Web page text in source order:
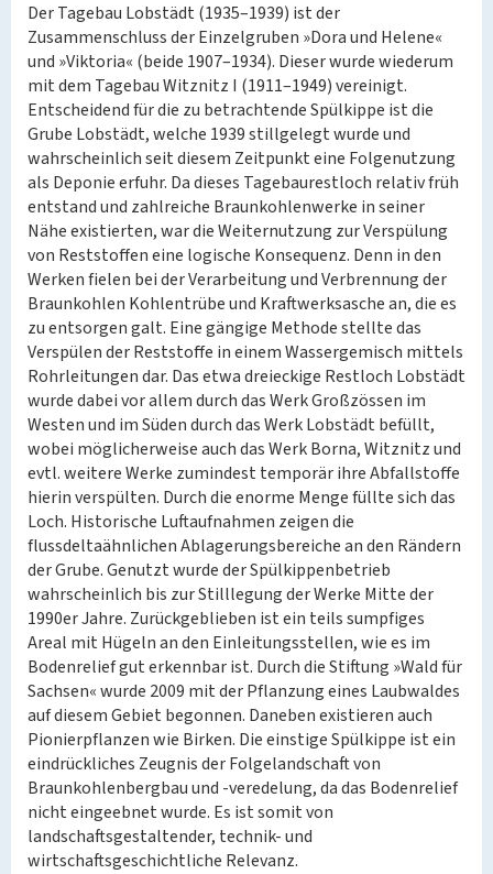
Der Tagebau Lobstädt (1935–1939) ist der
Zusammenschluss der Einzelgruben »Dora und Helene«
und »Viktoria« (beide 1907–1934). Dieser wurde wiederum
mit dem Tagebau Witznitz I (1911–1949) vereinigt.
Entscheidend für die zu betrachtende Spülkippe ist die
Grube Lobstädt, welche 1939 stillgelegt wurde und
wahrscheinlich seit diesem Zeitpunkt eine Folgenutzung
als Deponie erfuhr. Da dieses Tagebaurestloch relativ früh
entstand und zahlreiche Braunkohlenwerke in seiner
Nähe existierten, war die Weiternutzung zur Verspülung
von Reststoffen eine logische Konsequenz. Denn in den
Werken fielen bei der Verarbeitung und Verbrennung der
Braunkohlen Kohlentrübe und Kraftwerksasche an, die es
zu entsorgen galt. Eine gängige Methode stellte das
Verspülen der Reststoffe in einem Wassergemisch mittels
Rohrleitungen dar. Das etwa dreieckige Restloch Lobstädt
wurde dabei vor allem durch das Werk Großzössen im
Westen und im Süden durch das Werk Lobstädt befüllt,
wobei möglicherweise auch das Werk Borna, Witznitz und
evtl. weitere Werke zumindest temporär ihre Abfallstoffe
hierin verspülten. Durch die enorme Menge füllte sich das
Loch. Historische Luftaufnahmen zeigen die
flussdeltaähnlichen Ablagerungsbereiche an den Rändern
der Grube. Genutzt wurde der Spülkippenbetrieb
wahrscheinlich bis zur Stilllegung der Werke Mitte der
1990er Jahre. Zurückgeblieben ist ein teils sumpfiges
Areal mit Hügeln an den Einleitungsstellen, wie es im
Bodenrelief gut erkennbar ist. Durch die Stiftung »Wald für
Sachsen« wurde 2009 mit der Pflanzung eines Laubwaldes
auf diesem Gebiet begonnen. Daneben existieren auch
Pionierpflanzen wie Birken. Die einstige Spülkippe ist ein
eindrückliches Zeugnis der Folgelandschaft von
Braunkohlenbergbau und -veredelung, da das Bodenrelief
nicht eingeebnet wurde. Es ist somit von
landschaftsgestaltender, technik- und
wirtschaftsgeschichtliche Relevanz.